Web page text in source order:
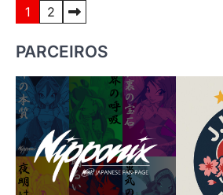
Paginação
posts
1 2
PARCEIROS